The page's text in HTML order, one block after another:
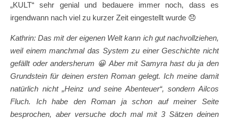
„KULT“ sehr genial und bedauere immer noch, dass es
irgendwann nach viel zu kurzer Zeit eingestellt wurde 😞
Kathrin: Das mit der eigenen Welt kann ich gut nachvollziehen,
weil einem manchmal das System zu einer Geschichte nicht
gefällt oder andersherum 😀 Aber mit Samyra hast du ja den
Grundstein für deinen ersten Roman gelegt. Ich meine damit
natürlich nicht „Heinz und seine Abenteuer“, sondern Ailcos
Fluch. Ich habe den Roman ja schon auf meiner Seite
besprochen, aber versuche doch mal mit 3 Sätzen deinen